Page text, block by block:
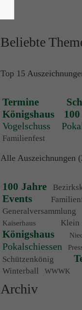
Beliebte
Top 15
Termine
Königshaus
Vogelschuss
Familienfest
Alle Auszeichnungen
100 Jahre
Events
Generalversammlung
Kaiserhaus
Königshaus
Pokalschiessen
Schützenkönig
Winterball WWWK
Archiv